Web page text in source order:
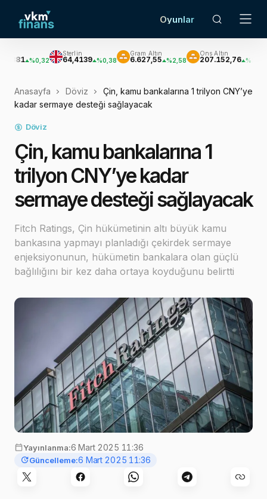
Oyunlar
%0,32
Sterlin
64,4139 %0,38
Gram Altın
6.627,55 %2,58
Ons Altın
207.152,76 %2,62
Anasayfa Döviz
Çin, kamu bankalarına 1 trilyon CNY’ye
kadar sermaye desteği sağlayacak
Döviz
Çin, kamu bankalarına 1
trilyon CNY’ye kadar
sermaye desteği sağlayacak
Fitch Ratings, Çin hükümetinin altı büyük kamu
bankasına yapmayı planladığı çekirdek sermaye
enjeksiyonunun, hükümetin bankalara olan güçlü
bağlılığını bir kez daha ortaya koyduğunu belirtti
Yayınlanma:6 Mart 2025 11:36
Güncelleme:6 Mart 2025 11:36